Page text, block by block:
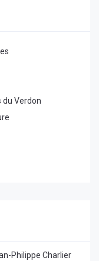
du Verdon
Philippe Charlier